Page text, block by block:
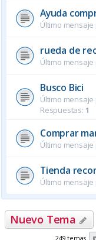
Ayuda
Último
rueda de
Último
Busco Bici
Último
Respuestas: 1
Comprar
Último
Tienda
Último
Nuevo Tema
249 temas